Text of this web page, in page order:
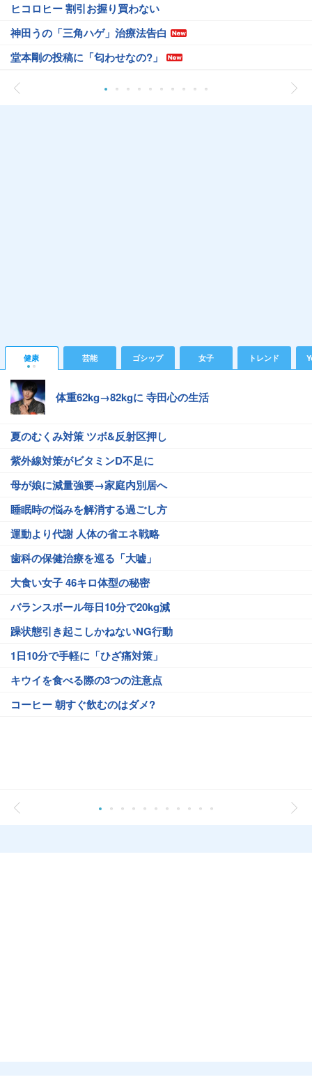
ヒコロヒー 割引お握り買わない
神田うの「三角ハゲ」治療法告白
堂本剛の投稿に「匂わせなの?」
健康 芸能 ゴシップ 女子 トレンド
体重62kg→82kgに 寺田心の生活
夏のむくみ対策 ツボ&反射区押し
紫外線対策がビタミンD不足に
母が娘に減量強要→家庭内別居へ
睡眠時の悩みを解消する過ごし方
運動より代謝 人体の省エネ戦略
歯科の保健治療を巡る「大嘘」
大食い女子 46キロ体型の秘密
バランスボール毎日10分で20kg減
躁状態引き起こしかねないNG行動
1日10分で手軽に「ひざ痛対策」
キウイを食べる際の3つの注意点
コーヒー 朝すぐ飲むのはダメ?